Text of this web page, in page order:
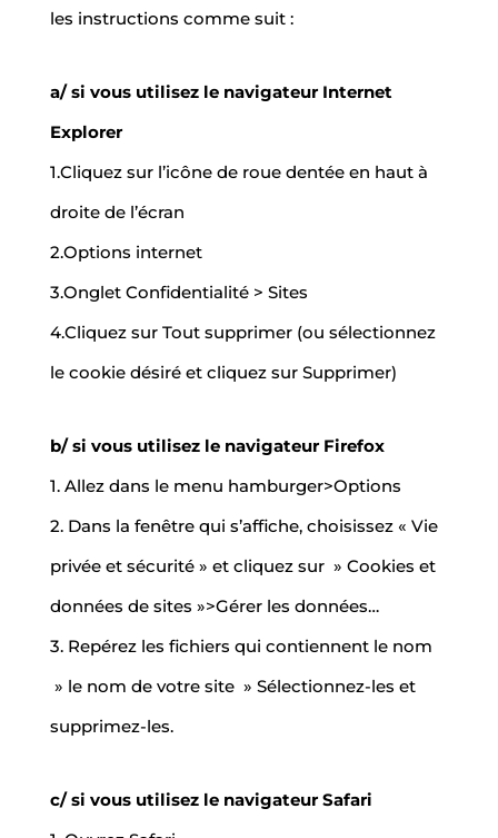
les instructions comme suit :
a/ si vous utilisez le navigateur Internet
Explorer
1.Cliquez sur l’icône de roue dentée en haut à
droite de l’écran
2.Options internet
3.Onglet Confidentialité > Sites
4.Cliquez sur Tout supprimer (ou sélectionnez
le cookie désiré et cliquez sur Supprimer)
b/ si vous utilisez le navigateur Firefox
1. Allez dans le menu hamburger>Options
2. Dans la fenêtre qui s’affiche, choisissez « Vie
privée et sécurité » et cliquez sur » Cookies et
données de sites »>Gérer les données…
3. Repérez les fichiers qui contiennent le nom
» le nom de votre site » Sélectionnez-les et
supprimez-les.
c/ si vous utilisez le navigateur Safari